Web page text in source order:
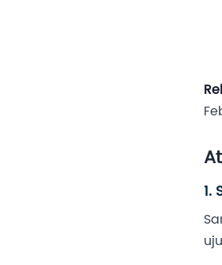
1.